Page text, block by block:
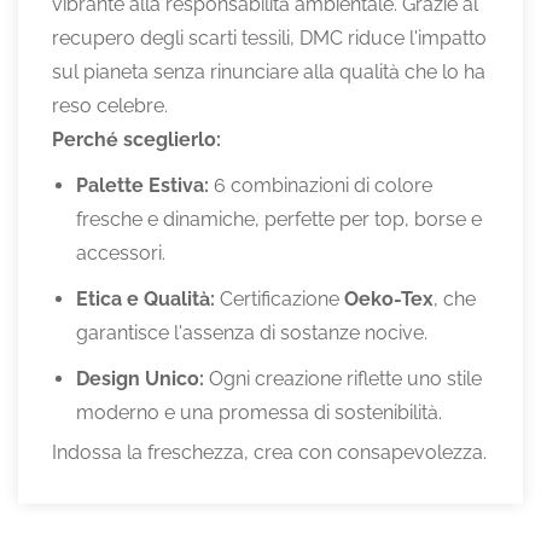
recupero degli scarti tessili, DMC riduce l'impatto
sul pianeta senza rinunciare alla qualità che lo ha
reso celebre.
Perché sceglierlo:
Palette Estiva: 6 combinazioni di colore
fresche e dinamiche, perfette per top, borse e
accessori.
Etica e Qualità: Certificazione Oeko-Tex, che
garantisce l'assenza di sostanze nocive.
Design Unico: Ogni creazione riflette uno stile
moderno e una promessa di sostenibilità.
Indossa la freschezza, crea con consapevolezza.